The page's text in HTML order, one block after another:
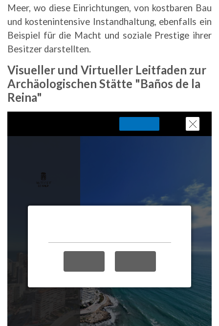
Meer, wo diese Einrichtungen, von kostbaren Bau
und kostenintensive Instandhaltung, ebenfalls ein
Beispiel für die Macht und soziale Prestige ihrer
Besitzer darstellten.
Visueller und Virtueller Leitfaden zur
Archäologischen Stätte "Baños de la
Reina"